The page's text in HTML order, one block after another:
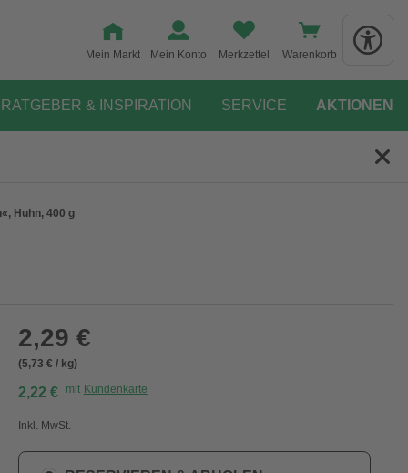
Mein Markt Mein Konto Merkzettel Warenkorb
RATGEBER & INSPIRATION SERVICE AKTIONEN
Huhn, 400 g
2,29 €
(5,73 € / kg)
2,22 € mit Kundenkarte
Inkl. MwSt.